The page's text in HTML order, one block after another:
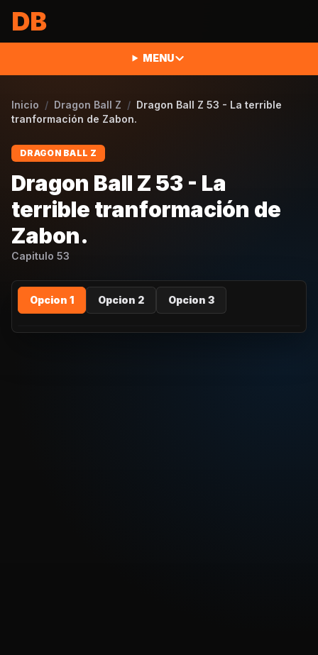
DB
MENU
Inicio / Dragon Ball Z / Dragon Ball Z 53 - La terrible
tranformación de Zabon.
DRAGON BALL Z
Dragon Ball Z 53 - La
terrible tranformación de
Zabon.
Capitulo 53
Opcion 1 Opcion 2 Opcion 3